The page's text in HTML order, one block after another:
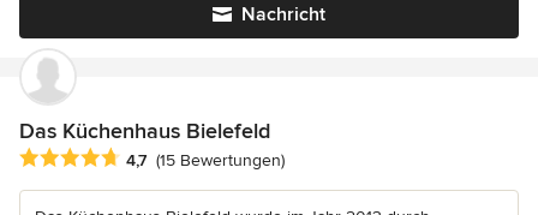
Nachricht
Das Küchenhaus Bielefeld
Durchschnittliche Bewertung: 4.7 von 5 Sternen
4,7 (15 Bewertungen)